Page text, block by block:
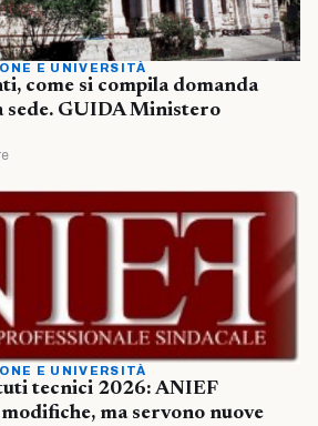
E UNIVERSITÀ
come si compila domanda
sede. GUIDA Ministero
E UNIVERSITÀ
tecnici 2026: ANIEF
ma servono nuove